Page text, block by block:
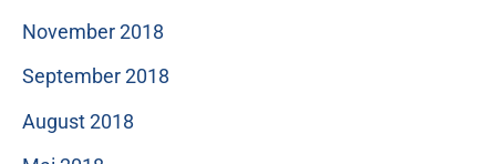
November 2018
September 2018
August 2018